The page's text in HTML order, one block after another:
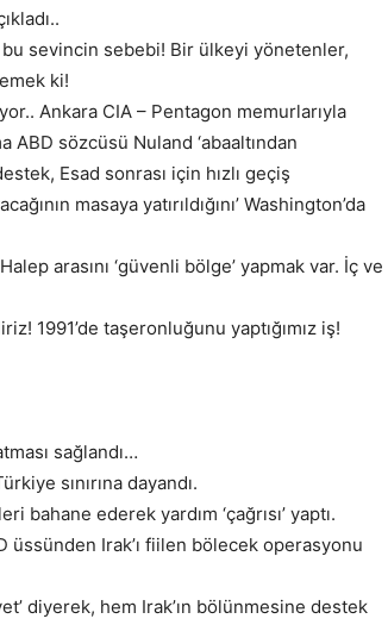
sevincin sebebi! Bir ülkeyi yönetenler,
ki!
Ankara CIA – Pentagon memurlarıyla
sözcüsü Nuland ‘abaaltından
Esad sonrası için hızlı geçiş
masaya yatırıldığını’ Washington’da
arasını ‘güvenli bölge’ yapmak var. İç ve
1991’de taşeronluğunu yaptığımız iş!
sağlandı…
sınırına dayandı.
bahane ederek yardım ‘çağrısı’ yaptı.
üssünden Irak’ı fiilen bölecek operasyonu
diyerek, hem Irak’ın bölünmesine destek